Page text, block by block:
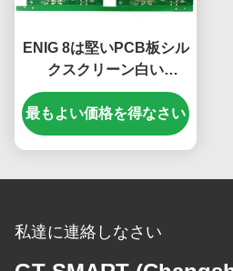
ENIG 8は堅いPCB板シル
クスクリーン白い
KB6160Aの緑1.6mmを
層にする
最もよい価格を得なさい
私達に連絡しなさい